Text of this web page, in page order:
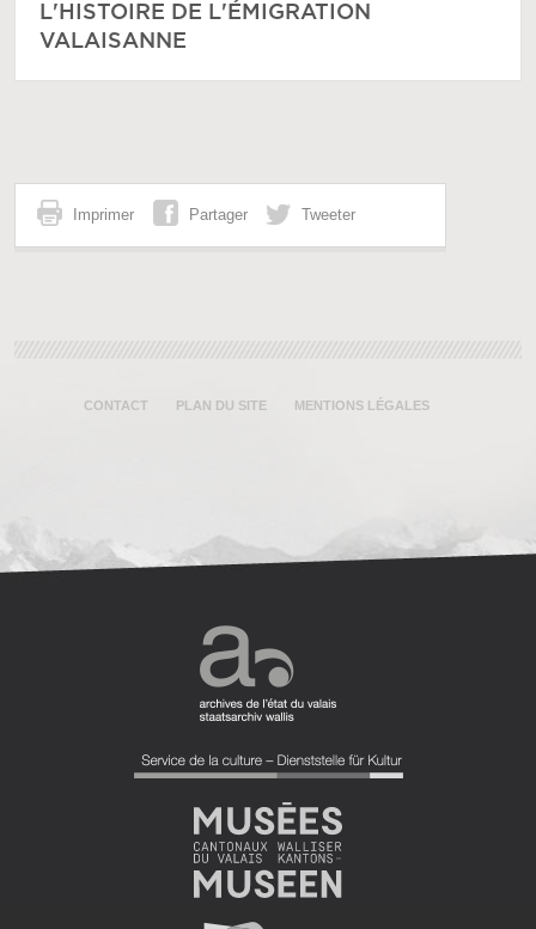
L'HISTOIRE DE L'ÉMIGRATION
VALAISANNE
Imprimer Partager Tweeter
CONTACT PLAN DU SITE MENTIONS LÉGALES